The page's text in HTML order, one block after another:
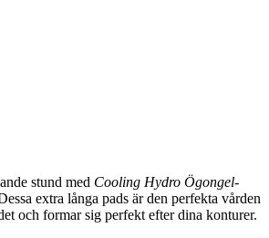
stund med Cooling Hydro Ögongel-
extra långa pads är den perfekta vården
och formar sig perfekt efter dina konturer.